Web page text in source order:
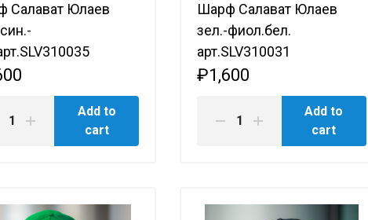
Салават Юлаев
Add to
cart
Шарф Салават Юлаев
зел.-фиол.бел.
арт.SLV310031
₽1,600
Add to
cart